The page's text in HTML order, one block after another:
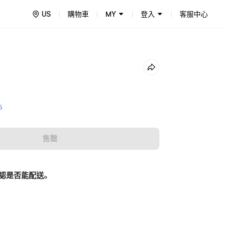
US 購物車 MY 登入 客服中心
售罄
是否能配送。